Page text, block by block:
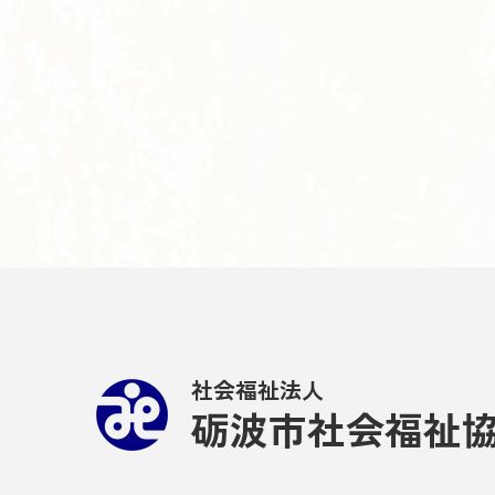
社会福祉法人
砺波市社会福祉